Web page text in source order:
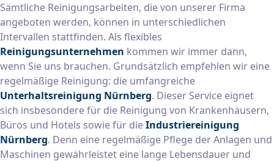
Sämtliche Reinigungsarbeiten, die von unserer Firma
angeboten werden, können in unterschiedlichen
Intervallen stattfinden. Als flexibles
Reinigungsunternehmen kommen wir immer dann,
wenn Sie uns brauchen. Grundsätzlich empfehlen wir eine
regelmäßige Reinigung: die umfangreiche
Unterhaltsreinigung Nürnberg. Dieser Service eignet
sich insbesondere für die Reinigung von Krankenhäusern,
Büros und Hotels sowie für dieIndustriereinigung
Nürnberg. Denn eine regelmäßige Pflege der Anlagen und
Maschinen gewährleistet eine lange Lebensdauer und